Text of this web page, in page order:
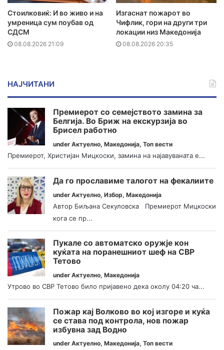
Стоилковиќ: И во живо и на
умреница сум поубав од
СДСМ
08.08.2026 21:09
Изгаснат пожарот во
Чифлик, гори на други три
локации низ Македонија
08.08.2026 20:35
НАЈЧИТАНИ
Премиерот со семејството замина за
Белгија. Во Бриж на екскурзија во
Брисел работно
under Актуелно, Македонија, Топ вести
Премиерот, Христијан Мицкоски, замина на најавуваната е...
Да го прославиме талогот на фекалиите
under Актуелно, Избор, Македонија
Автор Биљана Секуловска Премиерот Мицкоски
кога се пр...
Пукале со автоматско оружје кон
куќата на поранешниот шеф на СВР
Тетово
under Актуелно, Македонија
Утрово во СВР Тетово било пријавено дека околу 04:20 ча...
Пожар кај Волково во кој изгоре и куќа
се става под контрола, нов пожар
избувна зад Водно
under Актуелно, Македонија, Топ вести